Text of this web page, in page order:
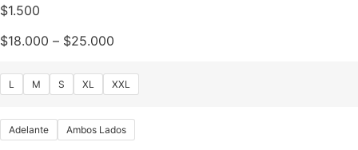
$1.500
$18.000 – $25.000
L M S XL XXL
Adelante Ambos Lados